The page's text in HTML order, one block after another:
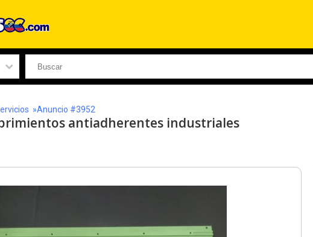
»Anuncio #3952
antiadherentes industriales